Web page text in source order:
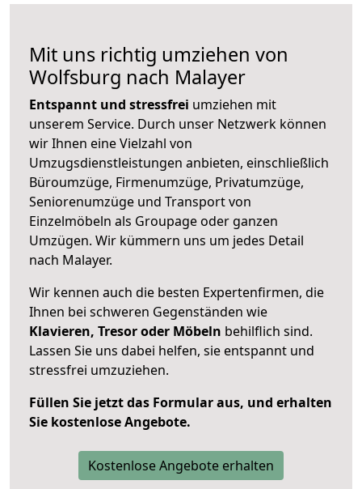
Mit uns richtig umziehen von
Wolfsburg nach Malayer
Entspannt und stressfrei umziehen mit
unserem Service. Durch unser Netzwerk können
wir Ihnen eine Vielzahl von
Umzugsdienstleistungen anbieten, einschließlich
Büroumzüge, Firmenumzüge, Privatumzüge,
Seniorenumzüge und Transport von
Einzelmöbeln als Groupage oder ganzen
Umzügen. Wir kümmern uns um jedes Detail
nach Malayer.
Wir kennen auch die besten Expertenfirmen, die
Ihnen bei schweren Gegenständen wie
Klavieren, Tresor oder Möbeln behilflich sind.
Lassen Sie uns dabei helfen, sie entspannt und
stressfrei umzuziehen.
Füllen Sie jetzt das Formular aus, und erhalten
Sie kostenlose Angebote.
Kostenlose Angebote erhalten